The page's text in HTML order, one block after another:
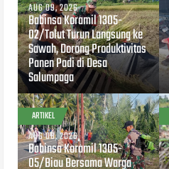
AUG 09, 2026
Babinsa Koramil 1305-
02/Tolut Turun Langsung ke
Sawah, Dorong Produktivitas
Panen Padi di Desa
Salumpaga
ARTIKEL
AUG 08, 2026
Babinsa Koramil 1305-
05/Biau Bersama Warga